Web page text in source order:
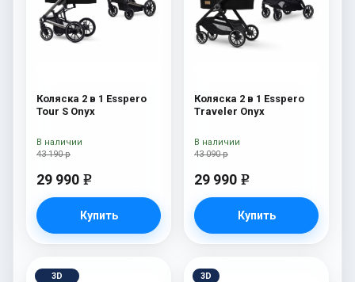
Коляска 2 в 1 Esspero
Tour S Onyx
43 190 р
29 990 e
Купить
В наличии
Коляска 2 в 1 Esspero
Traveler Onyx
43 090 р
29 990 e
Купить
В наличии
3D 3D